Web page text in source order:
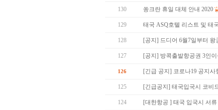
130 쏭크란 휴일 대체 안내 2020
129 태국 ASQ호텔 리스트 및 태
128 [공지] 드디어 6월7일부터
127 [공지] 방콕출발항공권 3인
126 [긴급 공지] 코로나19 공지
125 [긴급공지] 태국입국시 코비
124 [대한항공 ] 태국 입국시 서